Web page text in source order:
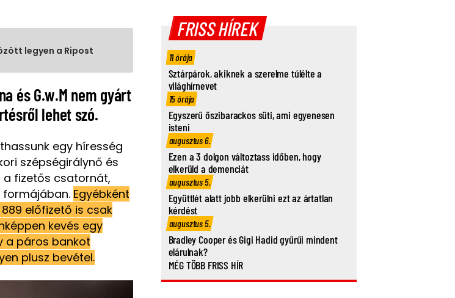
legyen a Ripost
és G.w.M nem gyárt
lehet szó.
egy híresség
szépségirálynő és
a fizetős csatornát,
Egyébként
előfizető is csak
kevés egy
a páros bankot
plusz bevétel.
FRISS HÍREK
11 órája
Sztárpárok, akiknek a szerelme túlélte a
világhírnevet
15 órája
Egyszerű őszibarackos süti, ami egyenesen
isteni
augusztus 6.
Ezen a 3 dolgon változtass időben, hogy
elkerüld a demenciát
augusztus 5.
Együttlét alatt jobb elkerülni ezt az ártatlan
kérdést
augusztus 5.
Bradley Cooper és Gigi Hadid gyűrűi mindent
elárulnak?
MÉG TÖBB FRISS HÍR